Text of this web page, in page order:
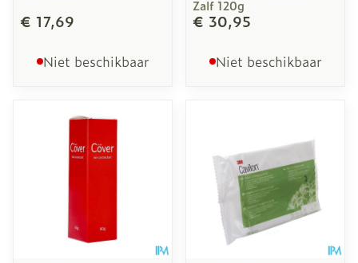
€ 17,69
Niet beschikbaar
Zalf 120g
€ 30,95
Niet beschikbaar